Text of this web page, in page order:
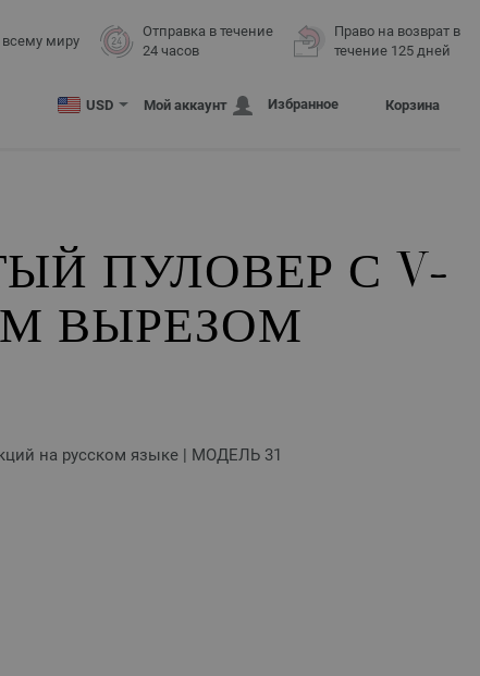
миру
Отправка в течение
24 часов
Право на возврат в
течение 125 дней
USD Мой аккаунт Избранное Корзина
ПУЛОВЕР С V-
ВЫРЕЗОМ
на русском языке | МОДЕЛЬ 31